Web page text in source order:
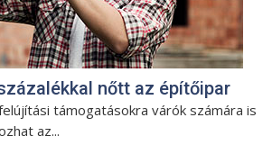
nőtt az építőipar
támogatásokra várók számára is
az...